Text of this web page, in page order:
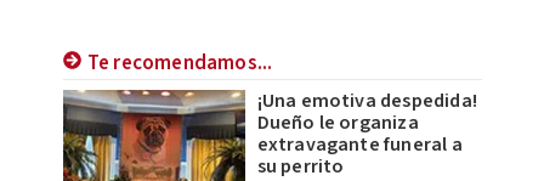
Te recomendamos...
¡Una emotiva despedida!
Dueño le organiza
extravagante funeral a
su perrito